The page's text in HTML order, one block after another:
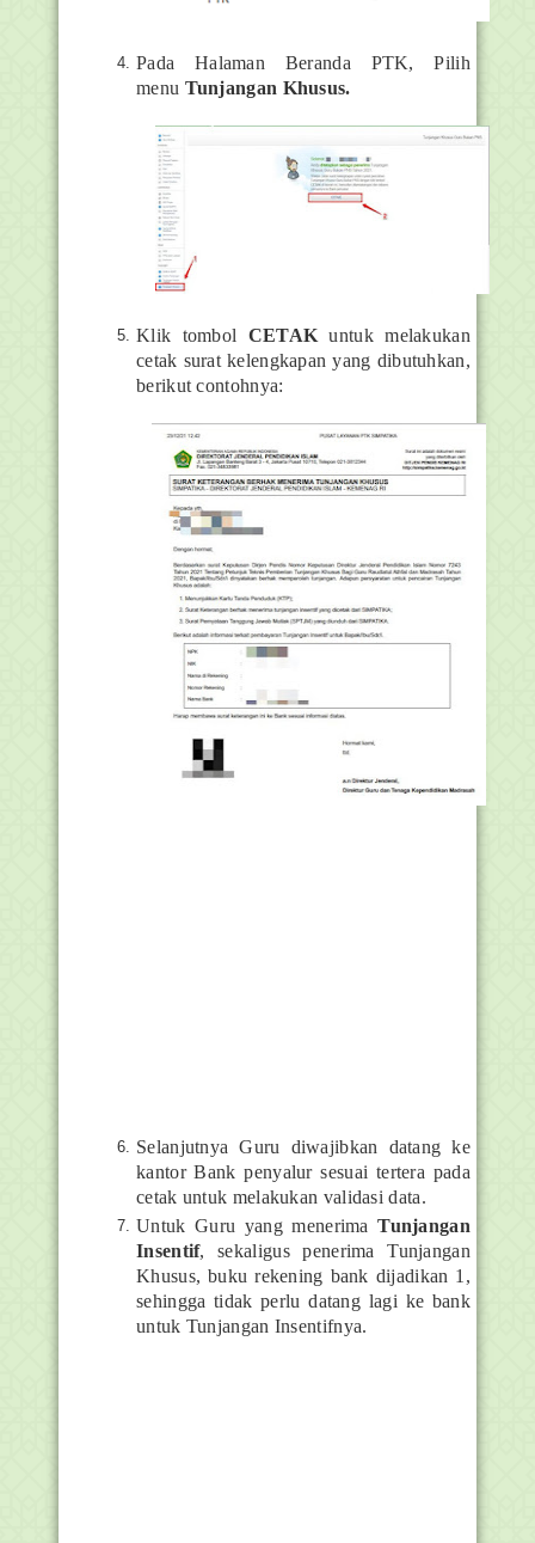
Pada Halaman Beranda PTK, Pilih
menu Tunjangan Khusus.
Klik tombol CETAK untuk melakukan
cetak surat kelengkapan yang dibutuhkan,
berikut contohnya:
Selanjutnya Guru diwajibkan datang ke
kantor Bank penyalur sesuai tertera pada
cetak untuk melakukan validasi data.
Untuk Guru yang menerimaTunjangan
Insentif, sekaligus penerima Tunjangan
Khusus, buku rekening bank dijadikan 1,
sehingga tidak perlu datang lagi ke bank
untuk Tunjangan Insentifnya.